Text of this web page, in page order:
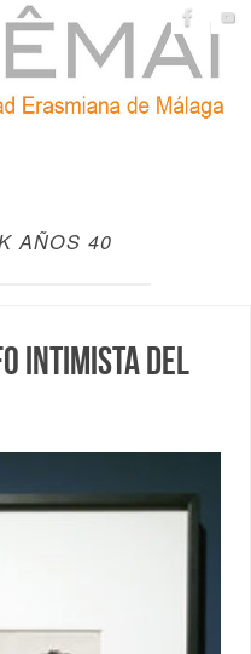
AÑOS 40
intimista del